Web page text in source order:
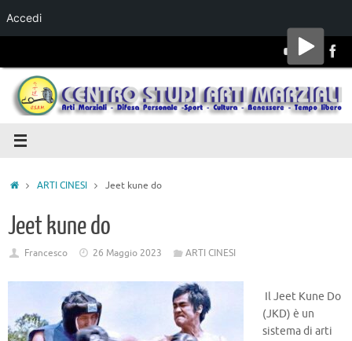
Accedi
Salta al
ARTI CINESI Jeet kune do
Jeet kune do
Francesco 26 Maggio 2023 ARTI CINESI
Il Jeet Kune Do
(JKD) è un
sistema di arti